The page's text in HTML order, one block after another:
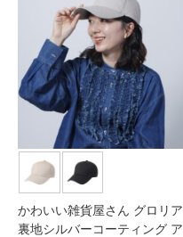
かわいい雑貨屋さん グロリア
裏地シルバーコーティング ア